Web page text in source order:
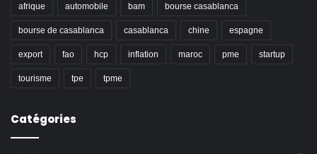
afrique automobile bam bourse casablanca
bourse de casablanca casablanca chine espagne
export fao hcp inflation maroc pme startup
tourisme tpe tpme
Catégories